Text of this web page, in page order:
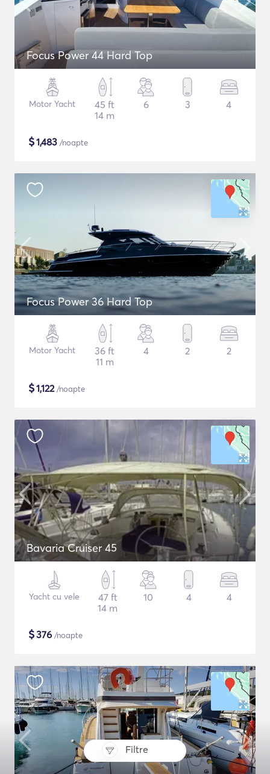
Filtre
Focus Power 44 Hard Top
Motor Yacht
45 ft
14 m
6 3 4
$1,483 /noapte
Focus Power 36 Hard Top
Motor Yacht
36 ft
11 m
4 2 2
$1,122/noapte
Bavaria Cruiser 45
Yacht cu vele
47 ft
14 m
10 4 4
$376 /noapte